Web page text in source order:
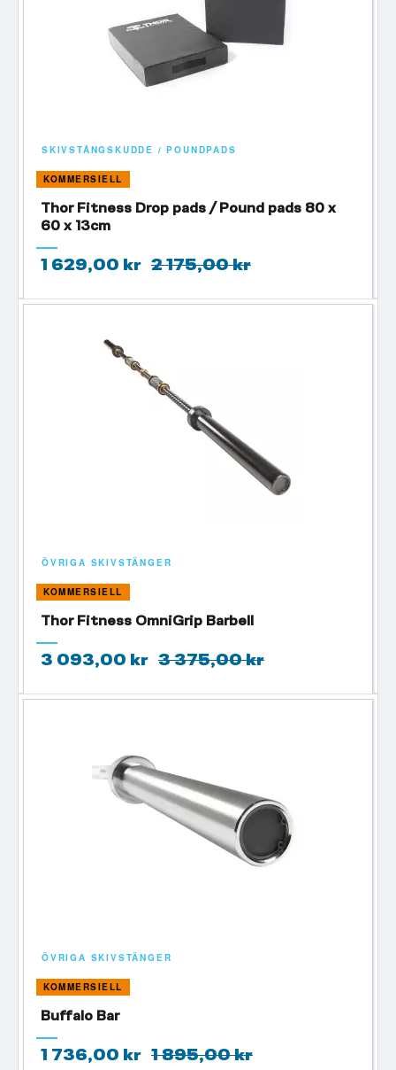
SKIVSTÅNGSKUDDE / POUNDPADS
KOMMERSIELL
Thor Fitness Drop pads / Pound pads 80 x
60 x 13cm
1 629,00 kr 2 175,00 kr
ÖVRIGA SKIVSTÄNGER
KOMMERSIELL
Thor Fitness OmniGrip Barbell
3 093,00 kr 3 375,00 kr
ÖVRIGA SKIVSTÄNGER
KOMMERSIELL
Buffalo Bar
1 736,00 kr 1 895,00 kr